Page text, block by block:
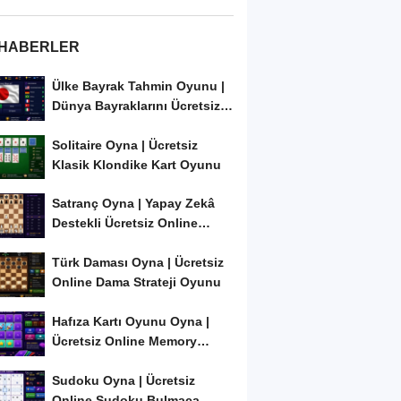
Ülke Bayrak Tahmin Oyunu |
Dünya Bayraklarını Ücretsiz
Solitaire Oyna | Ücretsiz
Klasik Klondike Kart Oyunu
Satranç Oyna | Yapay Zekâ
Destekli Ücretsiz Online
Türk Daması Oyna | Ücretsiz
Online Dama Strateji Oyunu
Hafıza Kartı Oyunu Oyna |
Ücretsiz Online Memory
Sudoku Oyna | Ücretsiz